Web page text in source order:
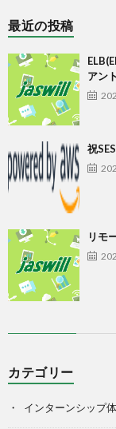
最近の投稿
アン
祝
リモ
カテゴリー
インターンシップ